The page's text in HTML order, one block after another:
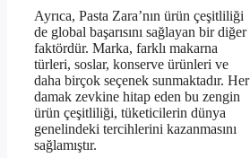
Ayrıca, Pasta Zara’nın ürün çeşitliliği
de global başarısını sağlayan bir diğer
faktördür. Marka, farklı makarna
türleri, soslar, konserve ürünleri ve
daha birçok seçenek sunmaktadır. Her
damak zevkine hitap eden bu zengin
ürün çeşitliliği, tüketicilerin dünya
genelindeki tercihlerini kazanmasını
sağlamıştır.